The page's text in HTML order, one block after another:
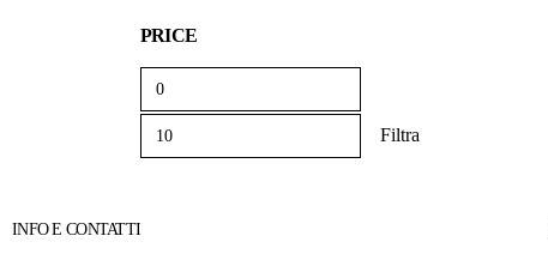
PRICE
Filtra
INFO E CONTATTI